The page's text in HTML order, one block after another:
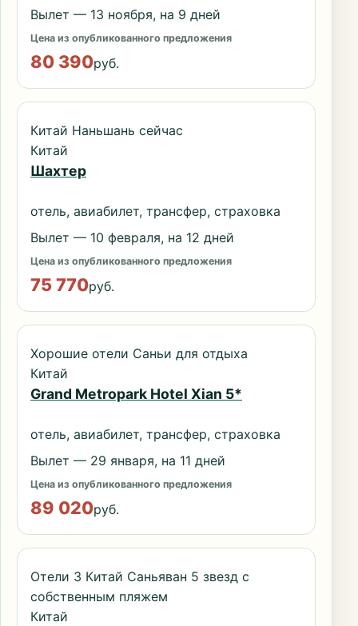
Вылет — 13 ноября, на 9 дней
Цена из опубликованного предложения
80 390руб.
Китай Наньшань сейчас
Китай
Шахтер
отель, авиабилет, трансфер, страховка
Вылет — 10 февраля, на 12 дней
Цена из опубликованного предложения
75 770руб.
Хорошие отели Саньи для отдыха
Китай
Grand Metropark Hotel Xian 5*
отель, авиабилет, трансфер, страховка
Вылет — 29 января, на 11 дней
Цена из опубликованного предложения
89 020руб.
Отели 3 Китай Саньяван 5 звезд с
собственным пляжем
Китай